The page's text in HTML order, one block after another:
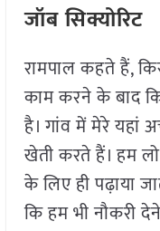
जॉब सिक्योरिट
रामपाल कहते हैं,
काम करने के बाद
है। गांव में मेरे यहां
खेती करते हैं। हम
के लिए ही पढ़ाया
कि हम भी नौकरी